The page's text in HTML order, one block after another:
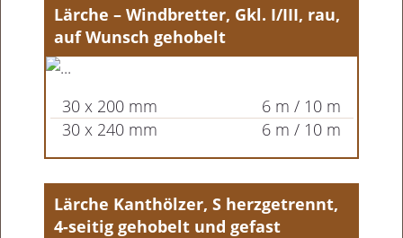
Lärche – Windbretter, Gkl. I/III, rau,
auf Wunsch gehobelt
30 x 200 mm
6 m / 10 m
30 x 240 mm
6 m / 10 m
Lärche Kanthölzer, S herzgetrennt,
4-seitig gehobelt und gefast